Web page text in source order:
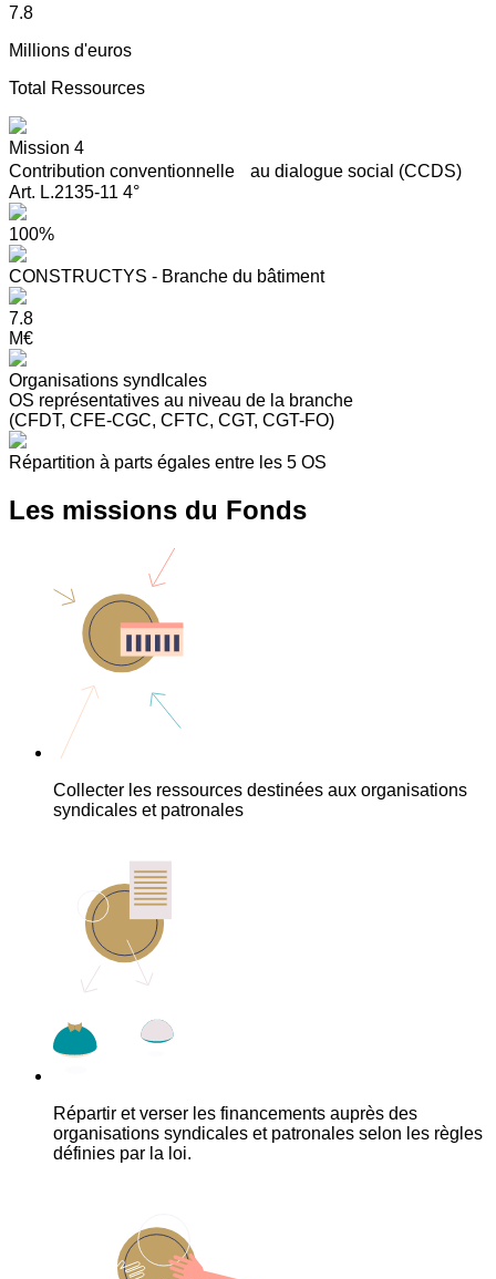
7.8
Millions d'euros
Total Ressources
Mission 4
Contribution conventionnelle au dialogue social (CCDS)
Art. L.2135-11 4°
100%
CONSTRUCTYS - Branche du bâtiment
7.8
M€
Organisations syndIcales
OS représentatives au niveau de la branche
(CFDT, CFE-CGC, CFTC, CGT, CGT-FO)
Répartition à parts égales entre les 5 OS
Les missions du Fonds
Collecter les ressources destinées aux organisations
syndicales et patronales
Répartir et verser les financements auprès des
organisations syndicales et patronales selon les règles
définies par la loi.